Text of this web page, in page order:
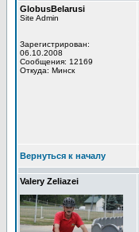
GlobusBelarusi
Site Admin
Зарегистрирован:
06.10.2008
Сообщения: 12169
Откуда: Минск
Вернуться к началу
Valery Zeliazei